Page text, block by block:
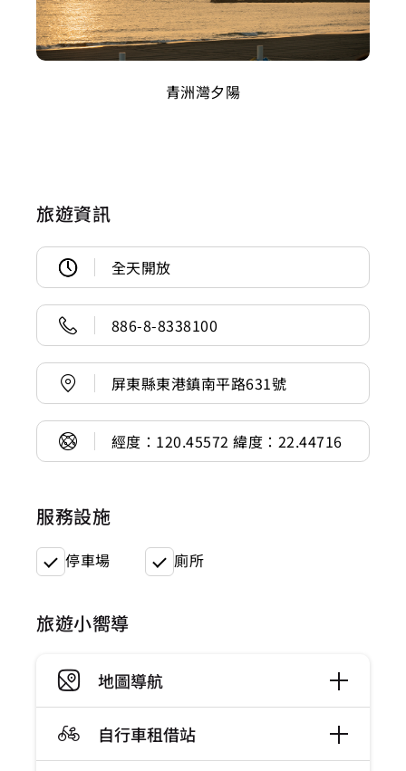
青洲灣夕陽
旅遊資訊
全天開放
886-8-8338100
屏東縣東港鎮南平路631號
經度：120.45572 緯度：22.44716
服務設施
停車場 廁所
旅遊小嚮導
地圖導航
自行車租借站